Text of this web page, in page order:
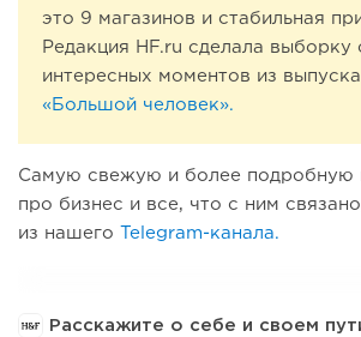
это 9 магазинов и стабильная
Редакция HF.ru сделала выборку
интересных моментов из
«Большой человек».
Самую свежую и более подробную
про бизнес и все, что с ним
из нашего Telegram-канала.
Расскажите о себе и своем